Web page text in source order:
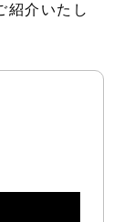
紹介いたし